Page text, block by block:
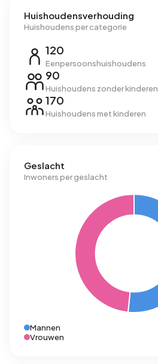
Huishoudensverhouding
Huishoudens per categorie
120
Eenpersoonshuishoudens
90
Huishoudens zonder kinderen
170
Huishoudens met kinderen
Geslacht
Inwoners per geslacht
Mannen
Vrouwen